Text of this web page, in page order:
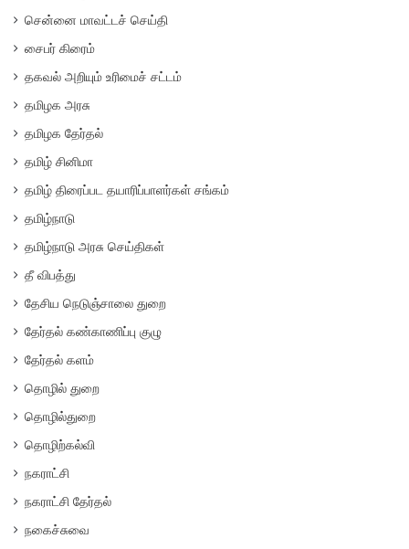
சென்னை மாவட்டச் செய்தி
சைபர் கிரைம்
தகவல் அறியும் உரிமைச் சட்டம்
தமிழக அரசு
தமிழக தேர்தல்
தமிழ் சினிமா
தமிழ் திரைப்பட தயாரிப்பாளர்கள் சங்கம்
தமிழ்நாடு
தமிழ்நாடு அரசு செய்திகள்
தீ விபத்து
தேசிய நெடுஞ்சாலை துறை
தேர்தல் கண்காணிப்பு குழு
தேர்தல் களம்
தொழில் துறை
தொழில்துறை
தொழிற்கல்வி
நகராட்சி
நகராட்சி தேர்தல்
நகைச்சுவை